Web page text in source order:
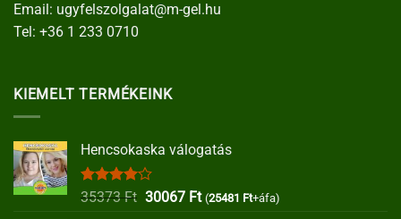
Email: ugyfelszolgalat@m-gel.hu
Tel: +36 1 233 0710
KIEMELT TERMÉKEINK
Hencsokaska válogatás
Értékelés:
35373Ft Original
30067 FtCurrent
(25481 Ft+áfa)